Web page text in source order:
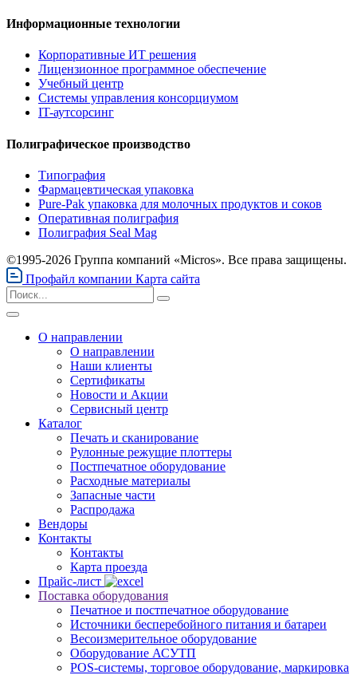
Информационные технологии
Корпоративные ИТ решения
Лицензионное программное обеспечение
Учебный центр
Системы управления консорциумом
IT-аутсорсинг
Полиграфическое производство
Типография
Фармацевтическая упаковка
Pure-Pak упаковка для молочных продуктов и соков
Оперативная полиграфия
Полиграфия Seal Mag
©1995-2026 Группа компаний «Micros». Все права защищены.
Профайл компании Карта сайта
О направлении
О направлении
Наши клиенты
Сертификаты
Новости и Акции
Сервисный центр
Каталог
Печать и сканирование
Рулонные режущие плоттеры
Постпечатное оборудование
Расходные материалы
Запасные части
Распродажа
Вендоры
Контакты
Контакты
Карта проезда
Прайс-лист
Поставка оборудования
Печатное и постпечатное оборудование
Источники бесперебойного питания и батареи
Весоизмерительное оборудование
Оборудование АСУТП
POS-системы, торговое оборудование, маркировка